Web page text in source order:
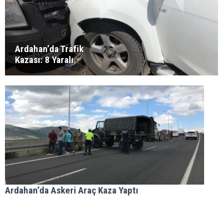
Ardahan’da Trafik
Kazası: 8 Yaralı
Ardahan’da Askeri Araç Kaza Yaptı